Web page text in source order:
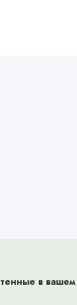
в вашем